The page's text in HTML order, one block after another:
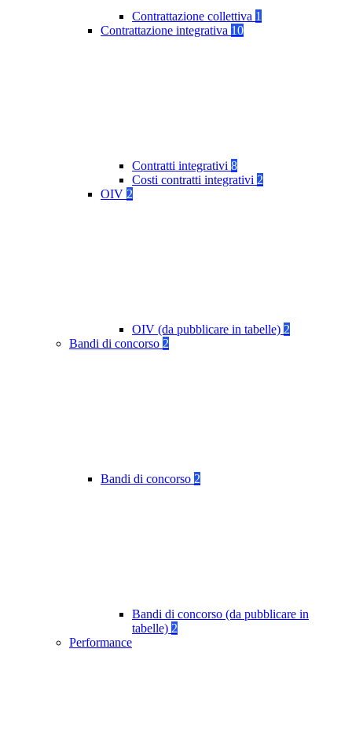
Contrattazione collettiva 1
Contrattazione integrativa 10
Contratti integrativi 8
Costi contratti integrativi 2
OIV 2
OIV (da pubblicare in tabelle) 2
Bandi di concorso 2
Bandi di concorso 2
Bandi di concorso (da pubblicare in
tabelle) 2
Performance